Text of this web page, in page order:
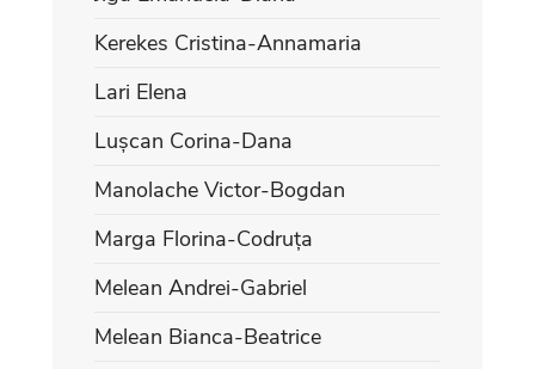
Kerekes Cristina-Annamaria
Lari Elena
Lușcan Corina-Dana
Manolache Victor-Bogdan
Marga Florina-Codruța
Melean Andrei-Gabriel
Melean Bianca-Beatrice